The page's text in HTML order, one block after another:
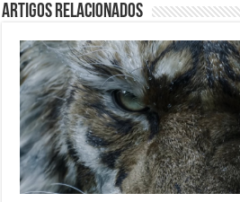
Artigos relacionados